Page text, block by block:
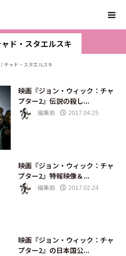
ド・スタエルスキ
チャド・スタエルスキ
映画『ジョン・ウィック：チャ
プター2』伝説の殺し...
編集局 2017.04.25
映画『ジョン・ウィック：チャ
プター2』特報映像＆...
編集局 2017.02.24
映画『ジョン・ウィック：チャ
プター2』の日本国公...